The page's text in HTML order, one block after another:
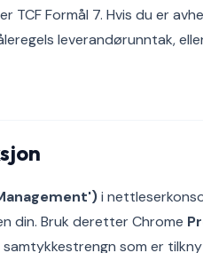
TCF Formål 7. Hvis du er
leverandørunntak,
i
din. Bruk deretter Chrome
samtykkestrengn som er